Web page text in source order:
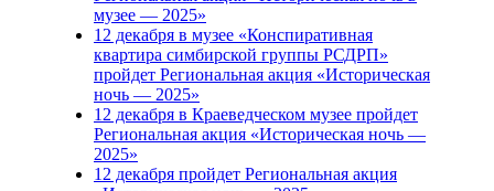
музее — 2025»
12 декабря в музее «Конспиративная
квартира симбирской группы РСДРП»
пройдет Региональная акция «Историческая
ночь — 2025»
12 декабря в Краеведческом музее пройдет
Региональная акция «Историческая ночь —
2025»
12 декабря пройдет Региональная акция